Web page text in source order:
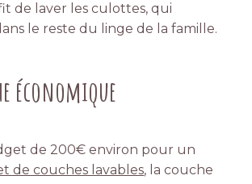
de laver les culottes, qui
le reste du linge de la famille.
économique
de 200€ environ pour un
de couches lavables, la couche